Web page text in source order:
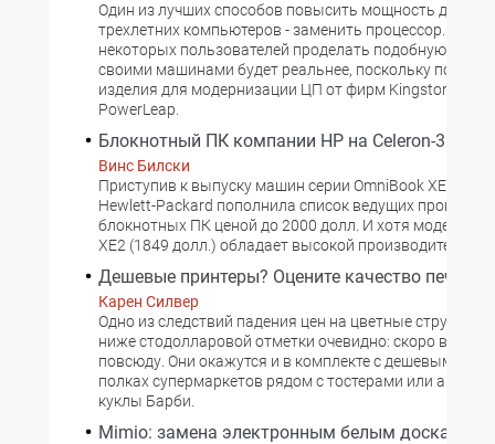
Один из лучших способов повысить мощность двух- и
трехлетних компьютеров - заменить процессор.
некоторых пользователей проделать подобную
своими машинами будет реальнее, поскольку
изделия для модернизации ЦП от фирм Kingston
PowerLeap.
Блокнотный ПК компании HP на Celeron-333
Винс Билски
Приступив к выпуску машин серии OmniBook XE,
Hewlett-Packard пополнила список ведущих
блокнотных ПК ценой до 2000 долл. И хотя модель
XE2 (1849 долл.) обладает высокой
Дешевые принтеры? Оцените качество печати
Карен Силвер
Одно из следствий падения цен на цветные струйные
ниже стодолларовой отметки очевидно: скоро вы
повсюду. Они окажутся и в комплекте с дешевыми ПК,
полках супермаркетов рядом с тостерами или
куклы Барби.
Mimio: замена электронным белым доскам